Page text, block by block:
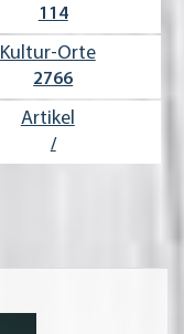
114
Kultur-Orte
2766
Artikel
/